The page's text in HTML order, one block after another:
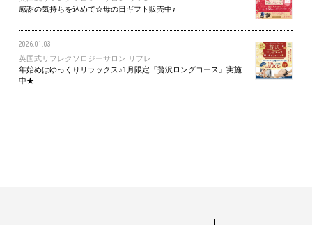
感謝の気持ちを込めて☆母の日ギフト販売中♪
2026.01.03
英国式リフレクソロジーサロン リフレ
年始めはゆっくりリラックス♪1月限定『贅沢ロングコース』実施
中★